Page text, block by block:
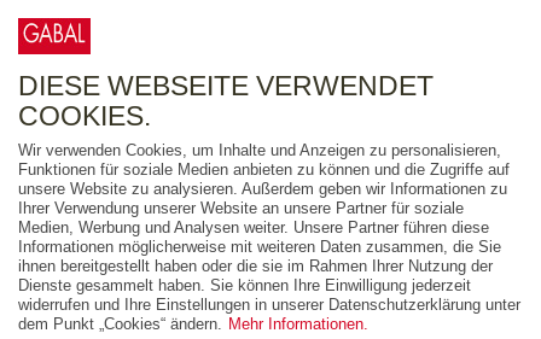
FREITEXT
AUSGABEART
AUS DER REIHE
ZUM THEMA
DIESE WEBSEITE VERWENDET
COOKIES.
Wir verwenden Cookies, um Inhalte und Anzeigen zu personalisieren,
Funktionen für soziale Medien anbieten zu können und die Zugriffe auf
unsere Website zu analysieren. Außerdem geben wir Informationen zu
Ihrer Verwendung unserer Website an unsere Partner für soziale
Medien, Werbung und Analysen weiter. Unsere Partner führen diese
Informationen möglicherweise mit weiteren Daten zusammen, die Sie
ihnen bereitgestellt haben oder die sie im Rahmen Ihrer Nutzung der
Dienste gesammelt haben. Sie können Ihre Einwilligung jederzeit
widerrufen und Ihre Einstellungen in unserer Datenschutzerklärung unter
dem Punkt „Cookies“ ändern. Mehr Informationen.